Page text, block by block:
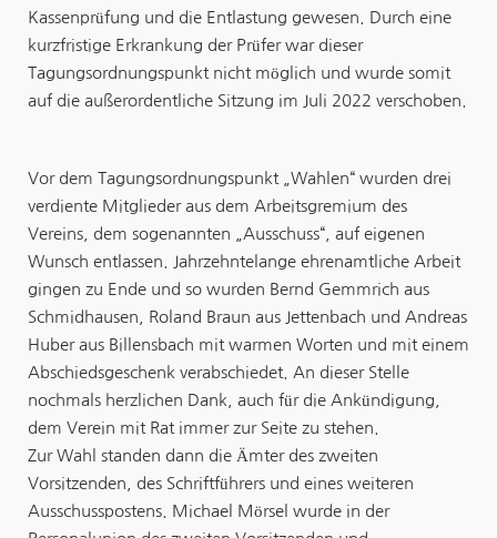
Kassenprüfung und die Entlastung gewesen. Durch eine
kurzfristige Erkrankung der Prüfer war dieser
Tagungsordnungspunkt nicht möglich und wurde somit
auf die außerordentliche Sitzung im Juli 2022 verschoben.
Vor dem Tagungsordnungspunkt „Wahlen“ wurden drei
verdiente Mitglieder aus dem Arbeitsgremium des
Vereins, dem sogenannten „Ausschuss“, auf eigenen
Wunsch entlassen. Jahrzehntelange ehrenamtliche Arbeit
gingen zu Ende und so wurden Bernd Gemmrich aus
Schmidhausen, Roland Braun aus Jettenbach und Andreas
Huber aus Billensbach mit warmen Worten und mit einem
Abschiedsgeschenk verabschiedet. An dieser Stelle
nochmals herzlichen Dank, auch für die Ankündigung,
dem Verein mit Rat immer zur Seite zu stehen.
Zur Wahl standen dann die Ämter des zweiten
Vorsitzenden, des Schriftführers und eines weiteren
Ausschusspostens. Michael Mörsel wurde in der